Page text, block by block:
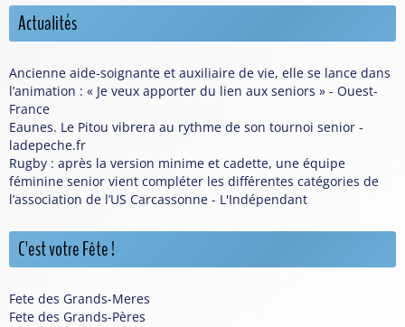
Actualités
Ancienne aide-soignante et auxiliaire de vie, elle se lance dans
l’animation : « Je veux apporter du lien aux seniors » - Ouest-
France
Eaunes. Le Pitou vibrera au rythme de son tournoi senior -
ladepeche.fr
Rugby : après la version minime et cadette, une équipe
féminine senior vient compléter les différentes catégories de
l’association de l’US Carcassonne - L'Indépendant
C'est votre Fête !
Fete des Grands-Meres
Fete des Grands-Pères